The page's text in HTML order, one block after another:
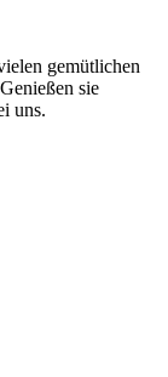
gemütlichen
sie
uns.